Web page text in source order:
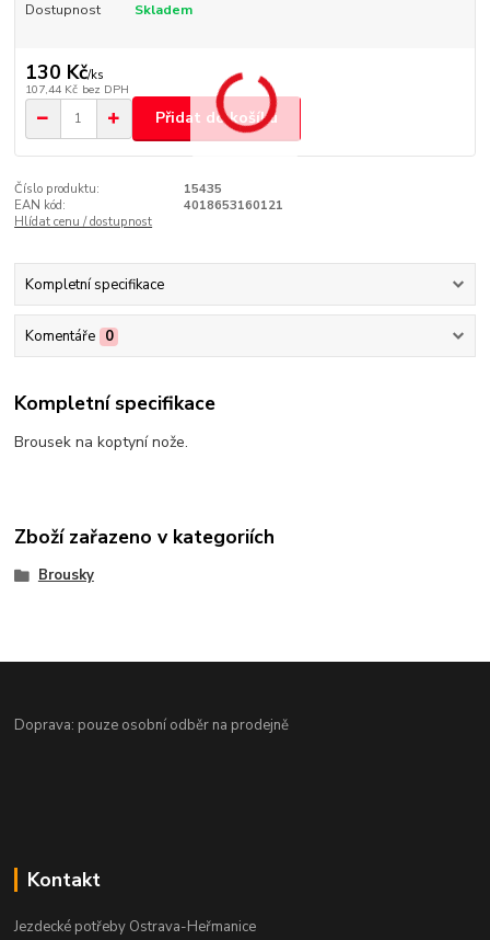
Dostupnost Skladem
130 Kč/ks
107,44 Kč bez DPH
Přidat do košíku
Číslo produktu:
15435
EAN kód:
4018653160121
Hlídat cenu / dostupnost
Kompletní specifikace
Komentáře 0
Kompletní specifikace
Brousek na koptyní nože.
Zboží zařazeno v kategoriích
Brousky
Doprava: pouze osobní odběr na prodejně
Kontakt
Jezdecké potřeby Ostrava-Heřmanice